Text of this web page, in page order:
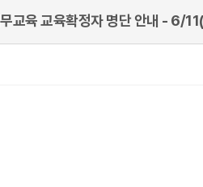
교육 교육확정자 명단 안내 - 6/